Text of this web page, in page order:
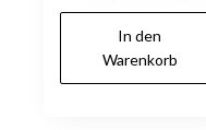
In den
Warenkorb